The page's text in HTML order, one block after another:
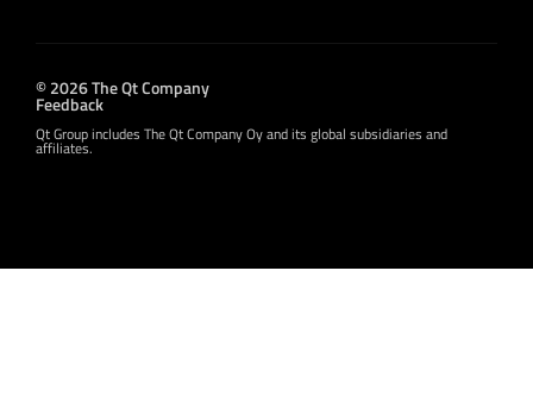
© 2026 The Qt Company
Feedback
Qt Group includes The Qt Company Oy and its global subsidiaries and
affiliates.